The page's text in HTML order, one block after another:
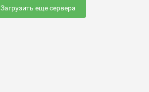
Загрузить еще сервера